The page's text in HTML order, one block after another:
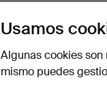
342 USD
Usamos
Algunas cookies
mismo puedes